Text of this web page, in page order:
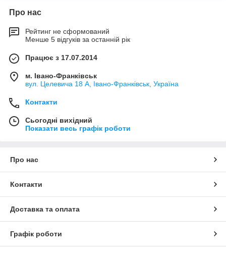
Про нас
Рейтинг не сформований
Менше 5 відгуків за останній рік
Працює з 17.07.2014
м. Івано-Франківськ
вул. Целевича 18 А, Івано-Франківськ, Україна
Контакти
Сьогодні вихідний
Показати весь графік роботи
Про нас
Контакти
Доставка та оплата
Графік роботи